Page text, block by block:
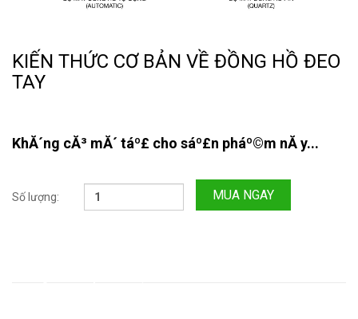
KIẾN THỨC CƠ BẢN VỀ ĐỒNG HỒ ĐEO
TAY
KhĂ´ng cĂ³ mĂ´ táº£ cho sáº£n pháº©m nĂ y...
Số lượng: MUA NGAY